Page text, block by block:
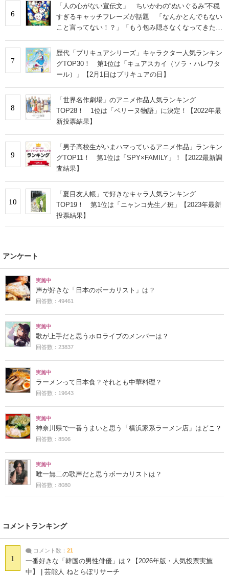
6
「人の心がない宣伝文」 ちいかわの“ぬいぐるみ”不穏
すぎるキャッチフレーズが話題 「なんかとんでもない
こと言ってない！？」「もう包み隠さなくなってきた
7
歴代「プリキュアシリーズ」キャラクター人気ランキン
グTOP30！ 第1位は「キュアスカイ（ソラ・ハレワタ
ール）」【2月1日はプリキュアの日】
8
「世界名作劇場」のアニメ作品人気ランキング
TOP28！ 1位は「ペリーヌ物語」に決定！【2022年最
新投票結果】
9
「男子高校生がいまハマっているアニメ作品」ランキン
グTOP11！ 第1位は「SPY×FAMILY」！【2022最新調
査結果】
10
「夏目友人帳」で好きなキャラ人気ランキング
TOP19！ 第1位は「ニャンコ先生／斑」【2023年最新
投票結果】
アンケート
実施中
声が好きな「日本のボーカリスト」は？
回答数：49461
実施中
歌が上手だと思うホロライブのメンバーは？
回答数：23837
実施中
ラーメンって日本食？それとも中華料理？
回答数：19643
実施中
神奈川県で一番うまいと思う「横浜家系ラーメン店」はどこ？
回答数：8506
実施中
唯一無二の歌声だと思うボーカリストは？
回答数：8080
コメントランキング
1
コメント数： 21
一番好きな「韓国の男性俳優」は？【2026年版・人気投票実施
中】 | 芸能人 ねとらぼリサーチ